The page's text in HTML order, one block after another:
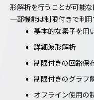
形解析を行うことが可能な
一部機能は制限付きで利用
基本的な素子を用
詳細波形解析
制限付きの回路保
制限付きのグラフ
オフライン使用の